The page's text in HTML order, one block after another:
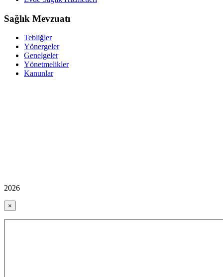
Sağlık Mevzuatı
Tebliğler
Yönergeler
Genelgeler
Yönetmelikler
Kanunlar
2026
×